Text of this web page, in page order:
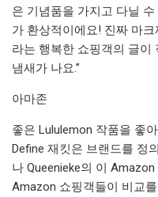
은 기념품을 가지고 다닐
가 환상적이에요! 진짜 마
라는 행복한 쇼핑객의 글이
냄새가 나요.”
아마존
좋은 Lululemon 작품을 좋
Define 재킷은 브랜드를 정
나 Queenieke의 이
Amazon 쇼핑객들이 비교